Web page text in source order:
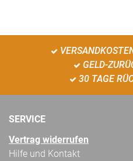
GELD-
30 TAGE
SERVICE
Vertrag widerrufen
Hilfe und Kontakt